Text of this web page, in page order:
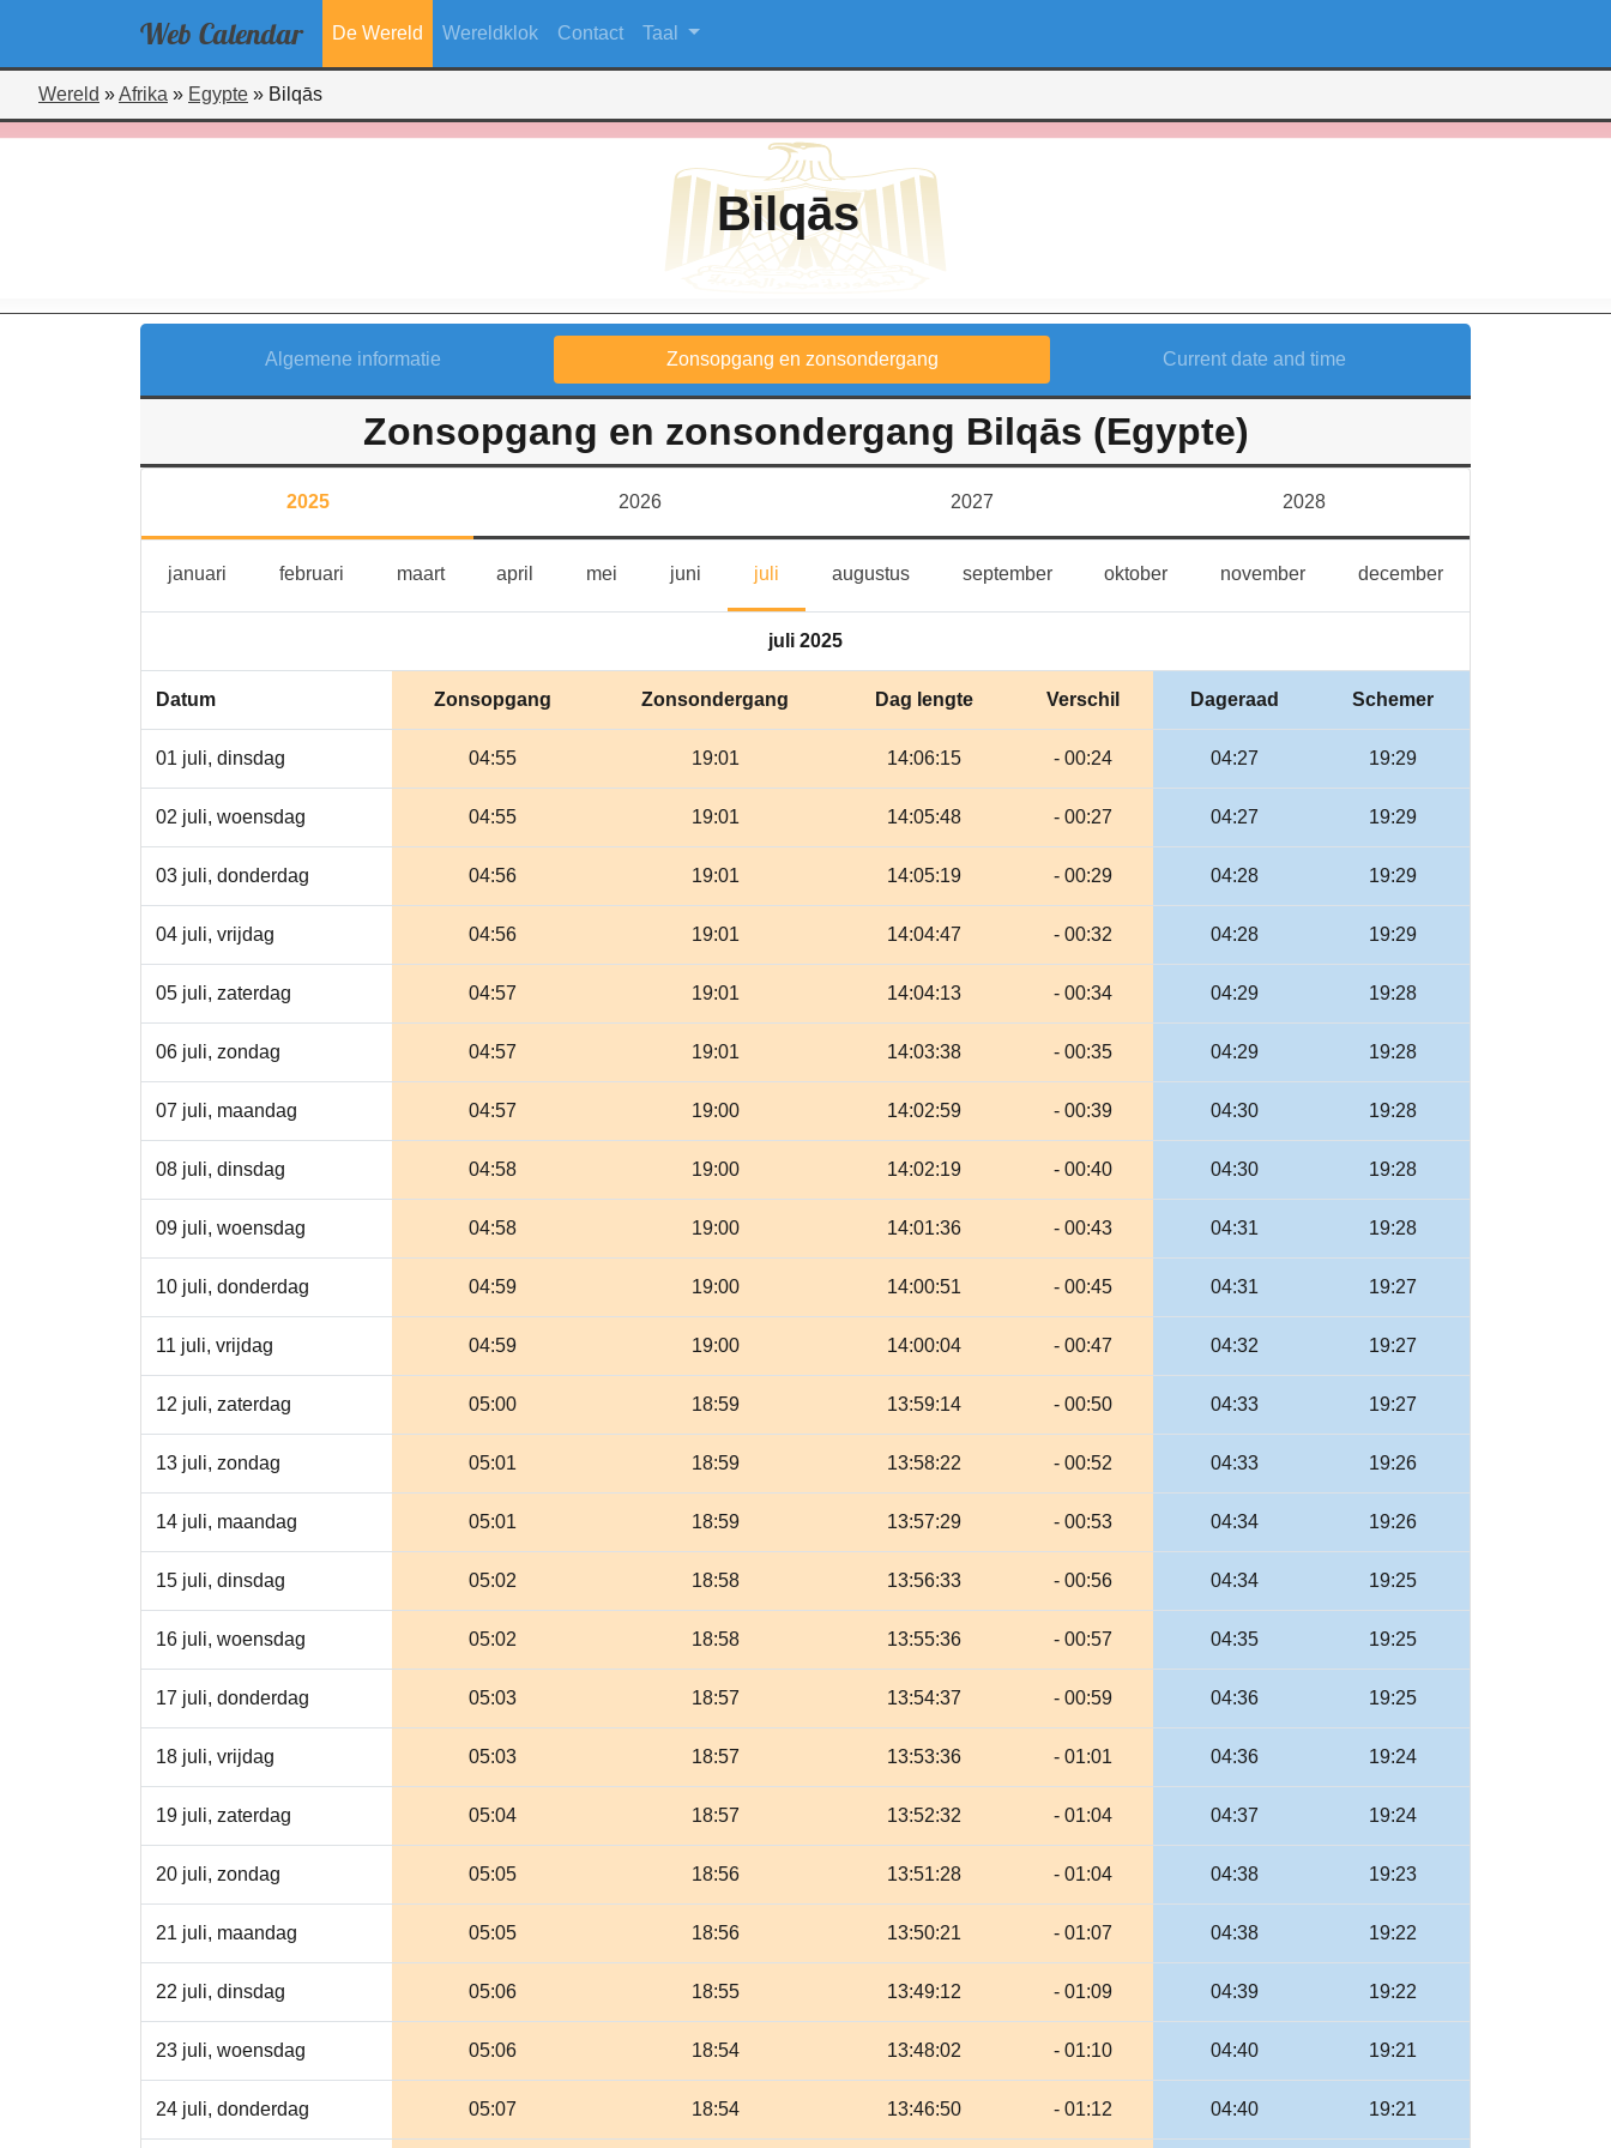
Web Calendar De Wereld Wereldklok Contact Taal
Wereld »Afrika » Egypte » Bilqās
Bilqās
Algemene informatie Zonsopgang en zonsondergang Current date and time
Zonsopgang en zonsondergang Bilqās (Egypte)
2025 2026 2027 2028
januarijanuarifebruarifebruarimaartmaart april mei juni julijuli augustusaugustusseptemberseptember
oktoberoktobernovembernovemberdecemberdecember
juli 2025
Datum Zonsopgang Zonsondergang Dag lengte Verschil Dageraad Schemer
01 juli, dinsdag 04:55 19:01 14:06:15 - 00:24 04:27 19:29
02 juli, woensdag 04:55 19:01 14:05:48 - 00:27 04:27 19:29
03 juli, donderdag 04:56 19:01 14:05:19 - 00:29 04:28 19:29
04 juli, vrijdag 04:56 19:01 14:04:47 - 00:32 04:28 19:29
05 juli, zaterdag 04:57 19:01 14:04:13 - 00:34 04:29 19:28
06 juli, zondag 04:57 19:01 14:03:38 - 00:35 04:29 19:28
07 juli, maandag 04:57 19:00 14:02:59 - 00:39 04:30 19:28
08 juli, dinsdag 04:58 19:00 14:02:19 - 00:40 04:30 19:28
09 juli, woensdag 04:58 19:00 14:01:36 - 00:43 04:31 19:28
10 juli, donderdag 04:59 19:00 14:00:51 - 00:45 04:31 19:27
11 juli, vrijdag 04:59 19:00 14:00:04 - 00:47 04:32 19:27
12 juli, zaterdag 05:00 18:59 13:59:14 - 00:50 04:33 19:27
13 juli, zondag 05:01 18:59 13:58:22 - 00:52 04:33 19:26
14 juli, maandag 05:01 18:59 13:57:29 - 00:53 04:34 19:26
15 juli, dinsdag 05:02 18:58 13:56:33 - 00:56 04:34 19:25
16 juli, woensdag 05:02 18:58 13:55:36 - 00:57 04:35 19:25
17 juli, donderdag 05:03 18:57 13:54:37 - 00:59 04:36 19:25
18 juli, vrijdag 05:03 18:57 13:53:36 - 01:01 04:36 19:24
19 juli, zaterdag 05:04 18:57 13:52:32 - 01:04 04:37 19:24
20 juli, zondag 05:05 18:56 13:51:28 - 01:04 04:38 19:23
21 juli, maandag 05:05 18:56 13:50:21 - 01:07 04:38 19:22
22 juli, dinsdag 05:06 18:55 13:49:12 - 01:09 04:39 19:22
23 juli, woensdag 05:06 18:54 13:48:02 - 01:10 04:40 19:21
24 juli, donderdag 05:07 18:54 13:46:50 - 01:12 04:40 19:21